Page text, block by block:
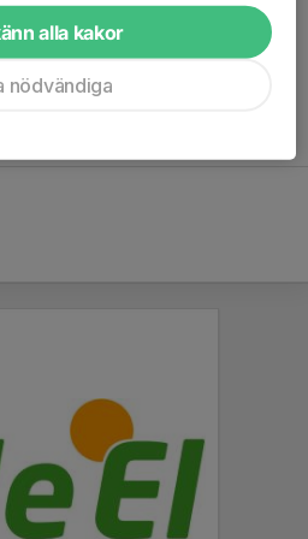
finnas info om när isläggning och
alla kakor
nödvändiga